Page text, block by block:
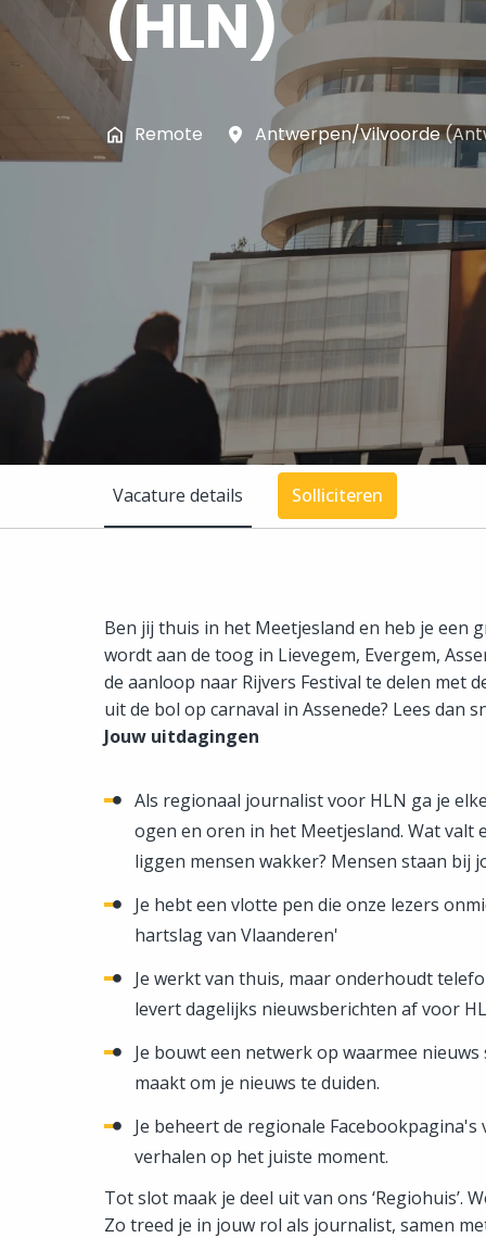
(HLN)
Remote Antwerpen/Vilvoorde(
Vacature details Solliciteren
Ben jij thuis in het Meetjesland en heb je een
wordt aan de toog in Lievegem, Evergem,
de aanloop naar Rijvers Festival te delen met
uit de bol op carnaval in Assenede? Lees dan
Jouw uitdagingen
Als regionaal journalist voor HLN ga je
ogen en oren in het Meetjesland. Wat valt
liggen mensen wakker? Mensen staan bij
Je hebt een vlotte pen die onze lezers
hartslag van Vlaanderen'
Je werkt van thuis, maar onderhoudt
levert dagelijks nieuwsberichten af voor
Je bouwt een netwerk op waarmee
maakt om je nieuws te duiden.
Je beheert de regionale
verhalen op het juiste moment.
Tot slot maak je deel uit van ons ‘Regiohuis’.
Zo treed je in jouw rol als journalist, samen